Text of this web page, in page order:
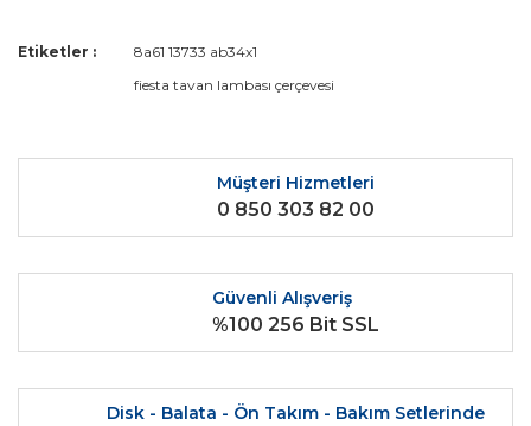
Bu ürüne ilk yorumu siz yapın!
Yorum Yaz
Bu ürünün fiyat bilgisi, resim, ürün açıklamalarında ve diğer
kullanarak tarafımıza iletebilirsiniz.
Ürün resmi kalitesiz, bozuk veya görüntülenemiyor.
Ürün açıklamasında eksik bilgiler bulunuyor.
Ürün bilgilerinde hatalar bulunuyor.
Ürün fiyatı diğer sitelerden daha pahalı.
Bu ürüne benzer farklı alternatifler olmalı.
Etiketler :
8a61 13733 ab34x1
fiesta tavan lambası çerçevesi
Müşteri Hizmetleri
0 850 303 82 00
Güvenli Alışveriş
%100 256 Bit SSL
Disk - Balata - Ön Takım - Bakım Setlerinde